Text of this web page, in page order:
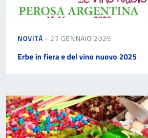
NOVITÀ - 27 GENNAIO 2025
Erbe in fiera e del vino nuovo 2025